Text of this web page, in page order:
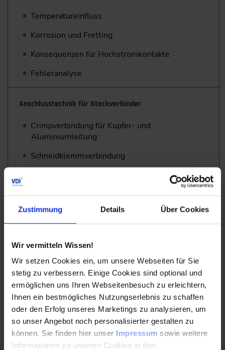
Zustimmung Details Über Cookies
Wir vermitteln Wissen!
Wir setzen Cookies ein, um unsere Webseiten für Sie
stetig zu verbessern. Einige Cookies sind optional und
ermöglichen uns Ihren Webseitenbesuch zu erleichtern,
Ihnen ein bestmögliches Nutzungserlebnis zu schaffen
oder den Erfolg unseres Marketings zu analysieren, um
so unser Angebot noch personalisierter gestalten zu
können. Sie finden hier unser Impressum sowie weitere
Informationen zu unseren Cookies in den
Temperatureinfluss
Korrosion und Fretting
Konsequenzen für Hochstromkontakte
Fehleranalyse
Anschlusstechnik für Steckverbinder
Crimpverbindung für Kupfer- und
Aluminiumleitung
Schneidklemmverbindung
Spezielle Automotive Themen und Kontakte
Miniaturisierung
Hochstromkontakte
Kontakte für Infotainment
Problematik 42V
Hochvoltsteckverbindungen
(Markus Eckel, TE Connectivity Germany GmbH)